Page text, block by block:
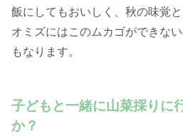
飯にしてもおいしく、秋の味覚
オミズにはこのムカゴができな
もなります。
子どもと一緒に山菜採りに
か？